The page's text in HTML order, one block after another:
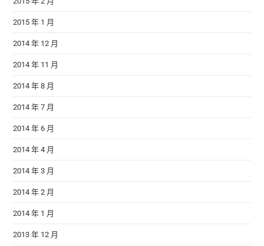
2015 年 1 月
2014 年 12 月
2014 年 11 月
2014 年 8 月
2014 年 7 月
2014 年 6 月
2014 年 4 月
2014 年 3 月
2014 年 2 月
2014 年 1 月
2013 年 12 月